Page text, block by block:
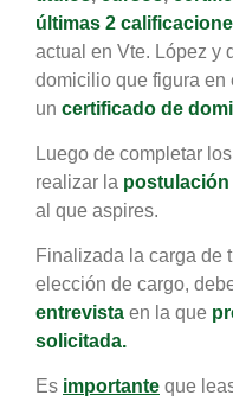
últimas 2
actual en Vte. López y
domicilio que figura en
un certificado de
Luego de completar
realizar la postulación
al que aspires.
Finalizada la carga de
elección de cargo,
entrevista en la que
solicitada.
Es importante que